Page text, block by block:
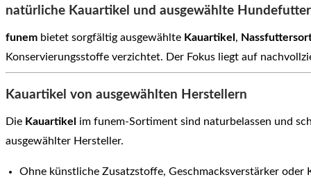
natürliche Kauartikel und ausgewählte
funem bietet sorgfältig ausgewählte Kauartikel ,
Konservierungsstoffe verzichtet. Der Fokus liegt auf
Kauartikel von ausgewählten Herstellern
Die Kauartikel
im funem-Sortiment sind naturbelassen und
ausgewählter Hersteller.
Ohne künstliche Zusatzstoffe, Geschmacksverstärker oder